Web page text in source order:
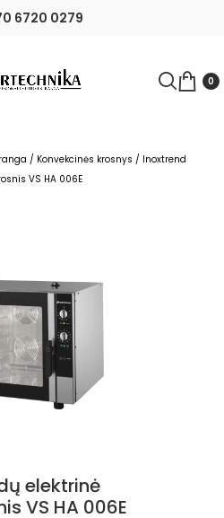
6720 0279
0
/ Konvekcinės krosnys / Inoxtrend
VS HA 006E
elektrinė
VS HA 006E